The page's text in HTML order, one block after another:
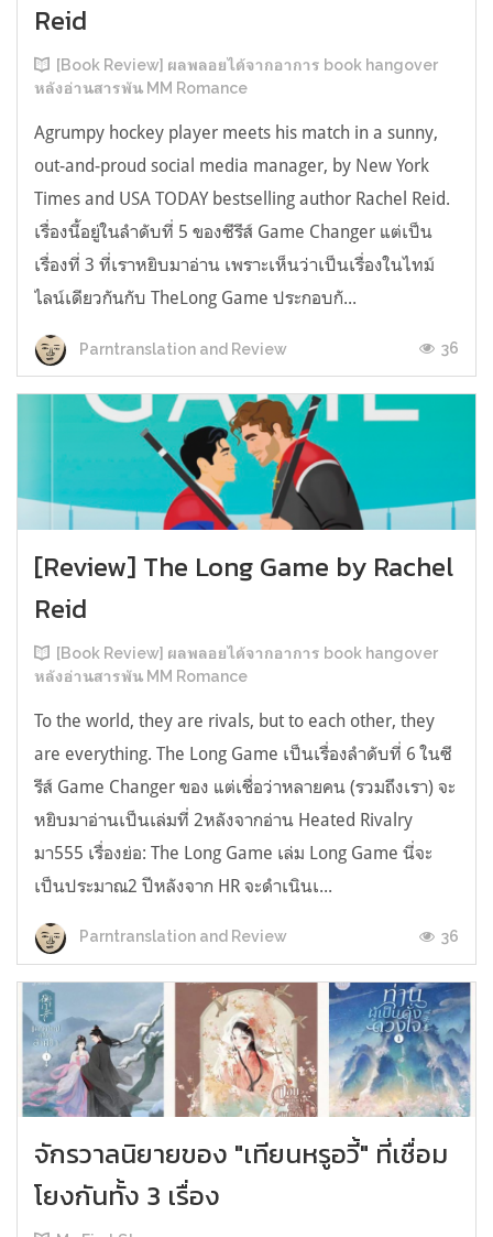
Reid
[Book Review] ผลพลอยได้จากอาการ book hangover
หลังอ่านสารพัน MM Romance
Agrumpy hockey player meets his match in a sunny,
out-and-proud social media manager, by New York
Times and USA TODAY bestselling author Rachel Reid.
เรื่องนี้อยู่ในลำดับที่ 5 ของซีรีส์ Game Changer แต่เป็น
เรื่องที่ 3 ที่เราหยิบมาอ่าน เพราะเห็นว่าเป็นเรื่องในไทม์
ไลน์เดียวกันกับ TheLong Game ประกอบกั...
Parntranslation and Review 36
[Review] The Long Game by Rachel
Reid
[Book Review] ผลพลอยได้จากอาการ book hangover
หลังอ่านสารพัน MM Romance
To the world, they are rivals, but to each other, they
are everything. The Long Game เป็นเรื่องลำดับที่ 6 ในซี
รีส์ Game Changer ของ แต่เชื่อว่าหลายคน (รวมถึงเรา) จะ
หยิบมาอ่านเป็นเล่มที่ 2หลังจากอ่าน Heated Rivalry
มา555 เรื่องย่อ: The Long Game เล่ม Long Game นี่จะ
เป็นประมาณ2 ปีหลังจาก HR จะดำเนินเ...
Parntranslation and Review 36
จักรวาลนิยายของ "เทียนหรูอวี้" ที่เชื่อม
โยงกันทั้ง 3 เรื่อง